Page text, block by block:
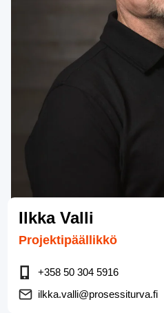
Ilkka Valli
Projektipäällikkö
+358 50 304 5916
ilkka.valli@prosessiturva.fi